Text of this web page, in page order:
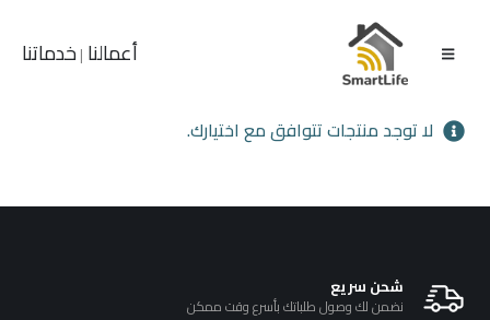
أعمالنا |خدماتنا
لا توجد منتجات تتوافق مع اختيارك.
شحن سريع
نضمن لك وصول طلباتك بأسرع وقت ممكن